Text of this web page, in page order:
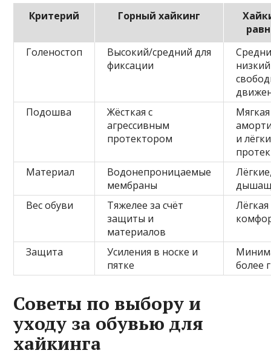
Критерий Горный хайкинг
Голеностоп
Высокий/средний для
фиксации
Подошва
Жёсткая с
агрессивным
протектором
Мягкая
и
Материал
Водонепроницаемые
мембраны
Вес обуви
Тяжелее за счёт
защиты и
материалов
Защита
Усиления в носке и
пятке
более
Советы по выбору и
уходу за обувью для
хайкинга